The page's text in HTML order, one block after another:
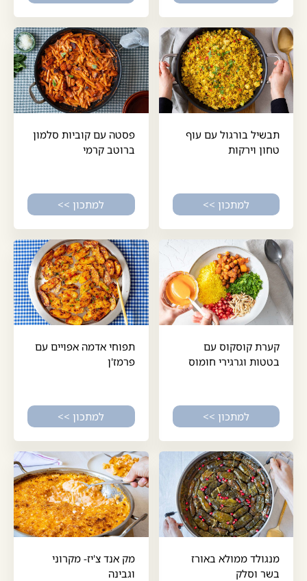
תבשיל בורגול עם עוף
טחון וירקות
למתכון >>
פסטה עם קוביות סלמון
ברוטב קרמי
למתכון >>
קערת קוסקוס עם
בטטות וגרגירי חומוס
למתכון >>
תפוחי אדמה אפויים עם
פרמז'ן
למתכון >>
מנגולד ממולא באורז
בשר וסלק
מק אנד צ'יז- מקרוני
וגבינה